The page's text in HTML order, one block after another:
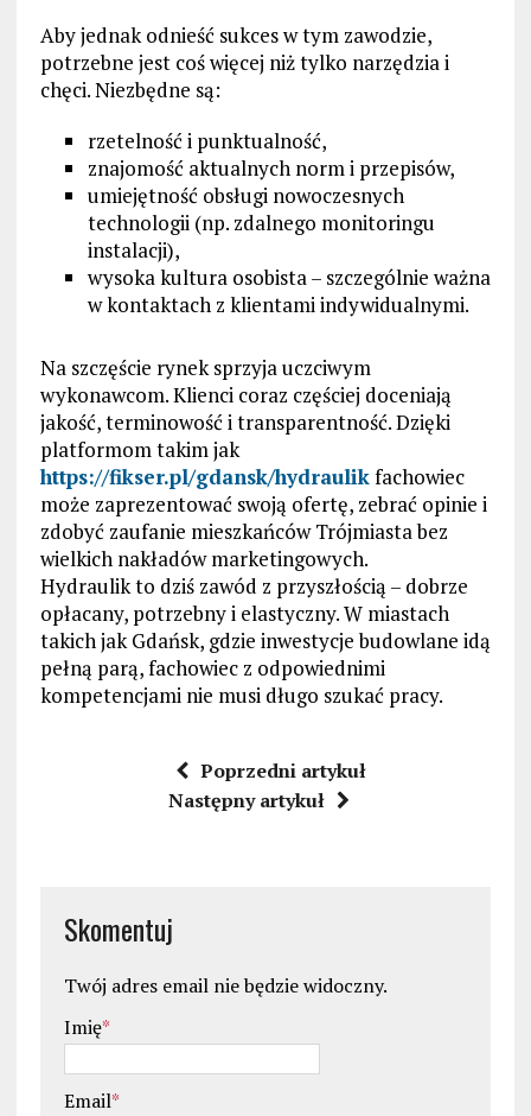
Aby jednak odnieść sukces w tym zawodzie,
potrzebne jest coś więcej niż tylko narzędzia i
chęci. Niezbędne są:
rzetelność i punktualność,
znajomość aktualnych norm i przepisów,
umiejętność obsługi nowoczesnych
technologii (np. zdalnego monitoringu
instalacji),
wysoka kultura osobista – szczególnie ważna
w kontaktach z klientami indywidualnymi.
Na szczęście rynek sprzyja uczciwym
wykonawcom. Klienci coraz częściej doceniają
jakość, terminowość i transparentność. Dzięki
platformom takim jak
https://fikser.pl/gdansk/hydraulikfachowiec
może zaprezentować swoją ofertę, zebrać opinie i
zdobyć zaufanie mieszkańców Trójmiasta bez
wielkich nakładów marketingowych.
Hydraulik to dziś zawód z przyszłością – dobrze
opłacany, potrzebny i elastyczny. W miastach
takich jak Gdańsk, gdzie inwestycje budowlane idą
pełną parą, fachowiec z odpowiednimi
kompetencjami nie musi długo szukać pracy.
Poprzedni artykuł
Następny artykuł
Skomentuj
Twój adres email nie będzie widoczny.
Imię*
Email*